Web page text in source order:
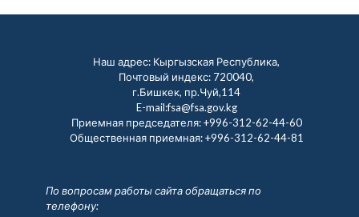
Наш адрес: Кыргызская Республика,
Почтовый индекс: 720040,
г.Бишкек, пр.Чуй,114
E-mail:fsa@fsa.gov.kg
Приемная председателя:+996-312-62-44-60
Общественная приемная:+996-312-62-44-81
По вопросам работы сайта обращаться по
телефону: